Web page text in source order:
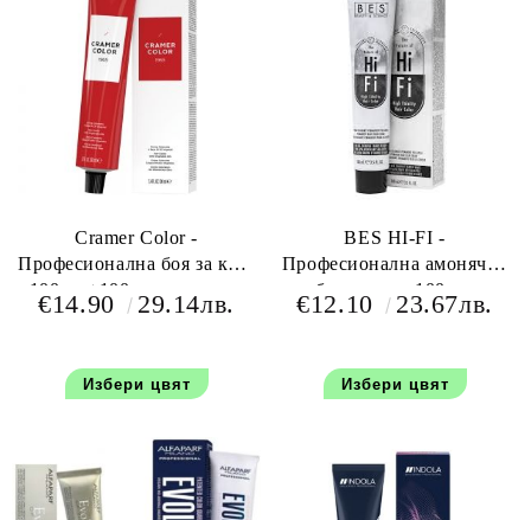
Cramer Color -
Професионална боя за коса
100 мл+100 мл оксидант
€14.90 29.14лв.
Избери цвят
BES HI-FI -
Професионална амонячна
боя за коса 100 мл
€12.10 23.67лв.
Избери цвят